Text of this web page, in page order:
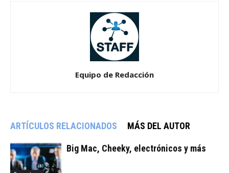
Equipo de Redacción
ARTÍCULOS RELACIONADOS MÁS DEL AUTOR
Big Mac, Cheeky, electrónicos y más